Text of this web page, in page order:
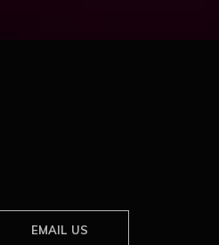
EMAIL US